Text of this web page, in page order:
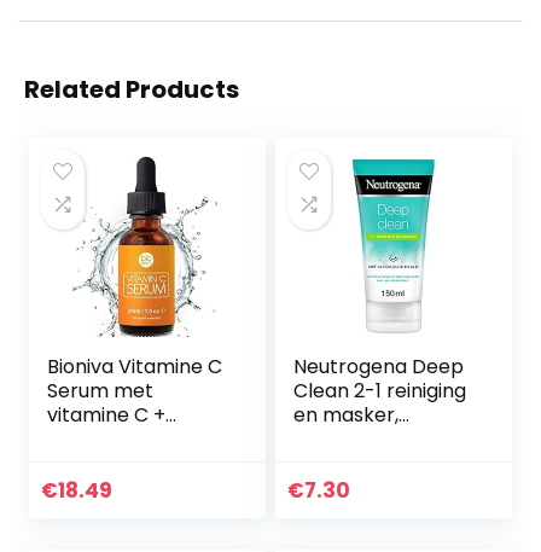
Related Products
Bioniva Vitamine C
Serum met
vitamine C +
Natuurlijke anti-
€18.49
Neutrogena Deep
Clean 2-1 reiniging
en masker,
gezichtsreiniging
€7.30